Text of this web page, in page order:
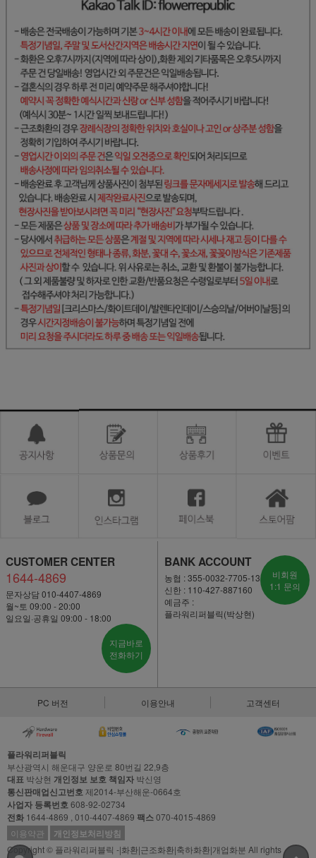
CUSTOMER CENTER
1644-4869
문자상담 010-4407-4869
월~토 09:00 - 20:00
일요일·공휴일 09:00 - 18:00
지금바로
전화하기
BANK ACCOUNT
농협 : 355-0032-7705-13
신한 : 110-427-887160
예금주 :
플라워리퍼블릭(박상현)
비회원
1:1 문의
PC 버전 이용안내 고객센터
플라워리퍼블릭
부산광역시 해운대구 양운로 80번길 22,9층
대표 박상현 개인정보 보호 책임자 박신영
통신판매업신고번호제2014-부산해운-0664호
사업자 등록번호608-92-02734
전화 1644-4869 , 010-4407-4869 팩스070-4015-4869
이용약관
개인정보처리방침
Copyright © 플라워리퍼블릭 -|화환|근조화환|축하화환|개업화분 All rights